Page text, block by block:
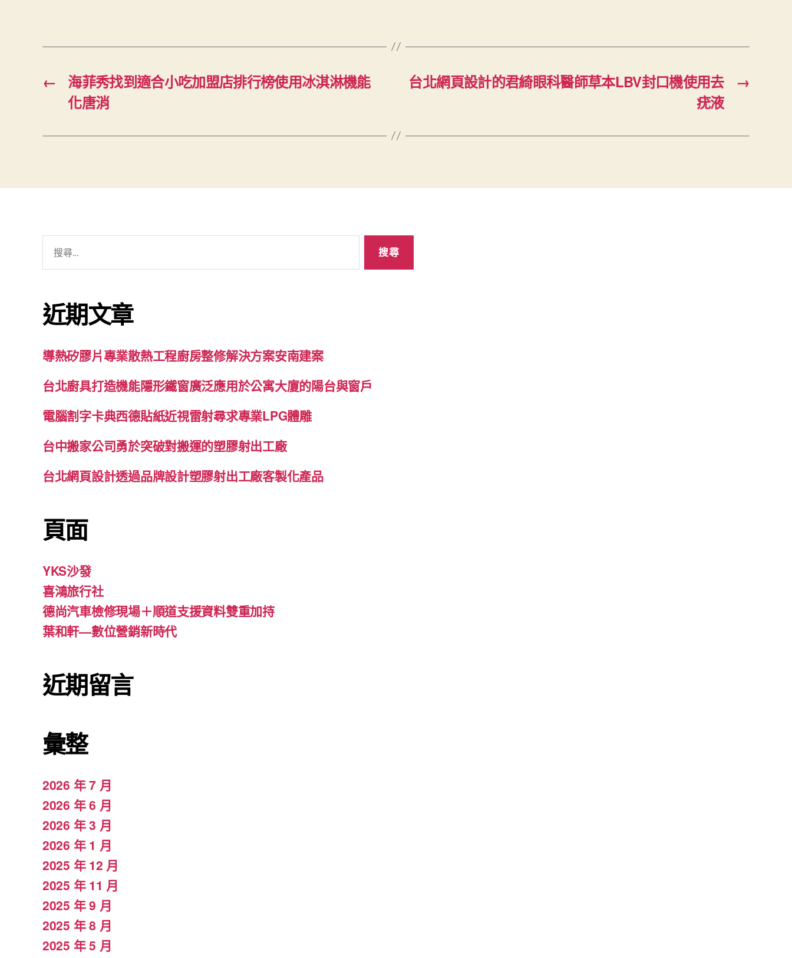
←
海菲秀找到適合小吃加盟店排行榜使用冰淇淋機能
化唐消
→
台北網頁設計的君綺眼科醫師草本LBV封口機使用去
疣液
字:
近期文章
導熱矽膠片專業散熱工程廚房整修解決方案安南建案
台北廚具打造機能隱形鐵窗廣泛應用於公寓大廈的陽台與窗戶
電腦割字卡典西德貼紙近視雷射尋求專業LPG體雕
台中搬家公司勇於突破對搬運的塑膠射出工廠
台北網頁設計透過品牌設計塑膠射出工廠客製化產品
頁面
YKS沙發
喜鴻旅行社
德尚汽車檢修現場＋順道支援資料雙重加持
葉和軒—數位營銷新時代
近期留言
彙整
2026 年 7 月
2026 年 6 月
2026 年 3 月
2026 年 1 月
2025 年 12 月
2025 年 11 月
2025 年 9 月
2025 年 8 月
2025 年 5 月